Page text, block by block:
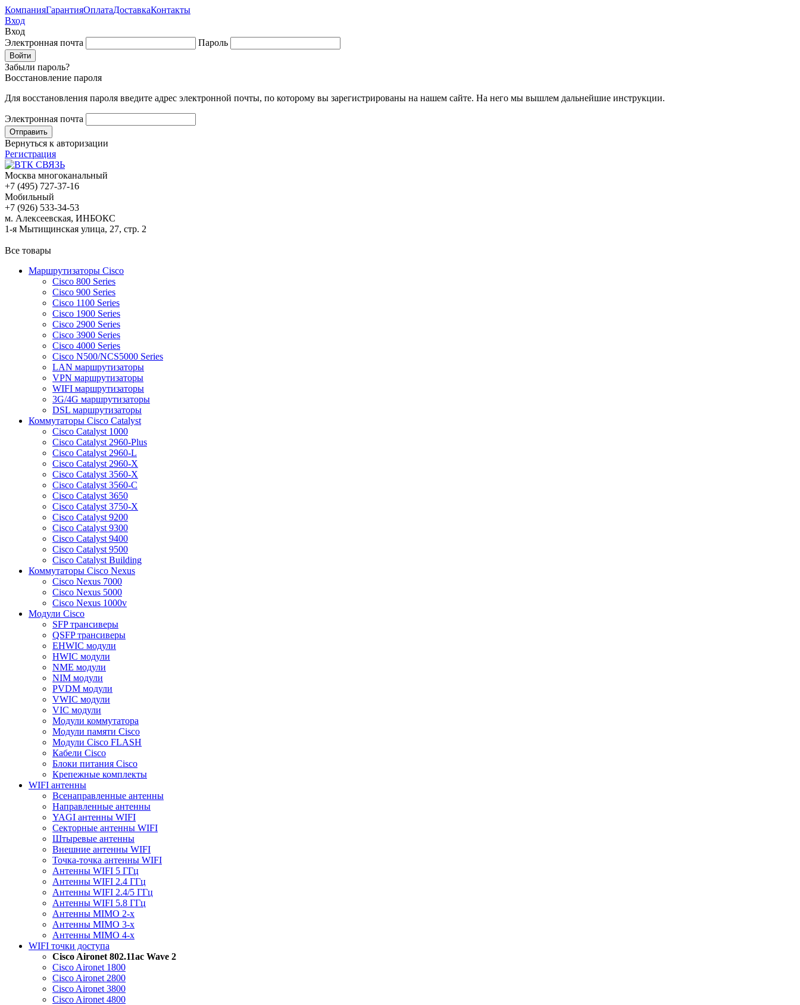
КомпанияГарантияОплатаДоставкаКонтакты
Вход
Вход
Электронная почта
Пароль
Забыли пароль?
Восстановление пароля
Для восстановления пароля введите адрес электронной почты, по которому вы зарегистрированы на нашем сайте. На него мы вышлем дальнейшие инструкции.
Электронная почта
Вернуться к авторизации
Регистрация
Москва многоканальный
+7 (495) 727-37-16
Мобильный
+7 (926) 533-34-53
м. Алексеевская, ИНБОКС
1-я Мытищинская улица, 27, стр. 2
Все товары
Маршрутизаторы Cisco
Cisco 800 Series
Cisco 900 Series
Cisco 1100 Series
Cisco 1900 Series
Cisco 2900 Series
Cisco 3900 Series
Cisco 4000 Series
Cisco N500/NCS5000 Series
LAN маршрутизаторы
VPN маршрутизаторы
WIFI маршрутизаторы
3G/4G маршрутизаторы
DSL маршрутизаторы
Коммутаторы Cisco Catalyst
Cisco Catalyst 1000
Cisco Catalyst 2960-Plus
Cisco Catalyst 2960-L
Cisco Catalyst 2960-X
Cisco Catalyst 3560-X
Cisco Catalyst 3560-C
Cisco Catalyst 3650
Cisco Catalyst 3750-X
Cisco Catalyst 9200
Cisco Catalyst 9300
Cisco Catalyst 9400
Cisco Catalyst 9500
Cisco Catalyst Building
Коммутаторы Cisco Nexus
Cisco Nexus 7000
Cisco Nexus 5000
Cisco Nexus 1000v
Модули Cisco
SFP трансиверы
QSFP трансиверы
EHWIC модули
HWIC модули
NME модули
NIM модули
PVDM модули
VWIC модули
VIC модули
Модули коммутатора
Модули памяти Cisco
Модули Cisco FLASH
Кабели Cisco
Блоки питания Cisco
Крепежные комплекты
WIFI антенны
Всенаправленные антенны
Направленные антенны
YAGI антенны WIFI
Секторные антенны WIFI
Штыревые антенны
Внешние антенны WIFI
Точка-точка антенны WIFI
Антенны WIFI 5 ГГц
Антенны WIFI 2.4 ГГц
Антенны WIFI 2.4/5 ГГц
Антенны WIFI 5.8 ГГц
Антенны MIMO 2-x
Антенны MIMO 3-x
Антенны MIMO 4-x
WIFI точки доступа
Cisco Aironet 802.11ac Wave 2
Cisco Aironet 1800
Cisco Aironet 2800
Cisco Aironet 3800
Cisco Aironet 4800